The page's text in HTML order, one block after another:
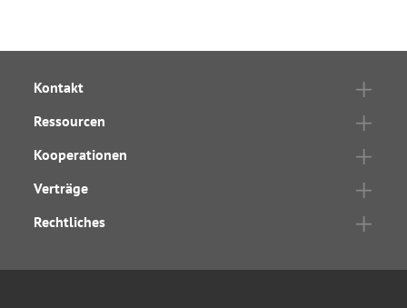
Kontakt
Ressourcen
Kooperationen
Verträge
Rechtliches